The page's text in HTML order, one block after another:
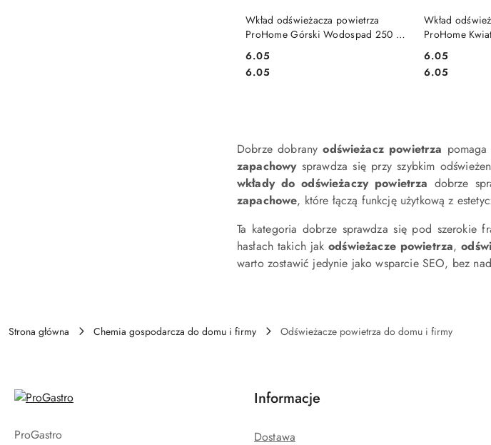
Wkład odświeżacza powietrza
ProHome Górski Wodospad 250 ml
Cena:
6.05
Cena:
6.05
DO KOSZYKA
Wkład
ProHome
Cena:
6.05
Cena:
6.05
Dobrze dobranyodświeżacz powietrza
zapachowysprawdza się przy szybkim
wkłady do odświeżaczy powietrza dobrze
zapachowe, które łączą funkcję użytkową z
Ta kategoria dobrze sprawdza się pod szerokie
hasłach takich jakodświeżacze powietrza,
warto zostawić jedynie jako wsparcie SEO, bez
Strona główna Chemia gospodarcza do domu i firmy Odświeżacze powietrza do domu i firmy
ProGastro
Informacje
Dostawa